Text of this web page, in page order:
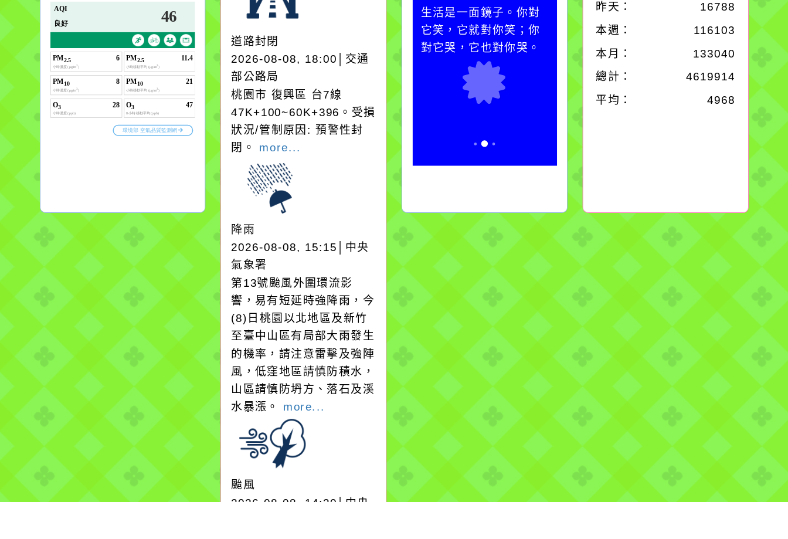
道路封閉
2026-08-08, 18:00│交通
部公路局
桃園市 復興區 台7線
47K+100~60K+396。受損
狀況/管制原因: 預警性封
閉。 more...
降雨
2026-08-08, 15:15│中央
氣象署
第13號颱風外圍環流影
響，易有短延時強降雨，今
(8)日桃園以北地區及新竹
至臺中山區有局部大雨發生
的機率，請注意雷擊及強陣
風，低窪地區請慎防積水，
山區請慎防坍方、落石及溪
水暴漲。 more...
颱風
2026-08-08, 14:30│中央
一杯清水因滴入一滴污
卻不會因一滴清水的存
在而變清澈。
生活是一面鏡子。你對
它笑，它就對你笑；你
對它哭，它也對你哭。
在實現理想的路途中，
必須排除一切干擾，特
別是要看清那些美麗的
昨天：
16788
本週： 116103
本月： 133040
總計： 4619914
平均： 4968